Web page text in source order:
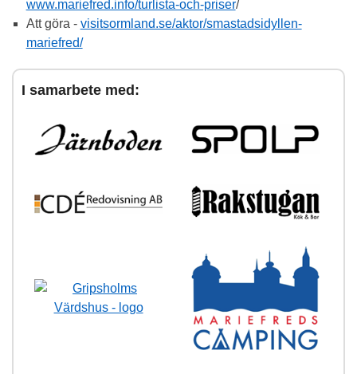
www.mariefred.info/turlista-och-priser/
Att göra - visitsormland.se/aktor/smastadsidyllen-
mariefred/
I samarbete med: